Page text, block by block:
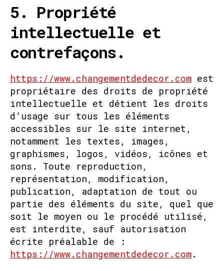
5. Propriété
intellectuelle et
contrefaçons.
https://www.changementdedecor.com est
propriétaire des droits de propriété
intellectuelle et détient les droits
d’usage sur tous les éléments
accessibles sur le site internet,
notamment les textes, images,
graphismes, logos, vidéos, icônes et
sons. Toute reproduction,
représentation, modification,
publication, adaptation de tout ou
partie des éléments du site, quel que
soit le moyen ou le procédé utilisé,
est interdite, sauf autorisation
écrite préalable de :
https://www.changementdedecor.com.